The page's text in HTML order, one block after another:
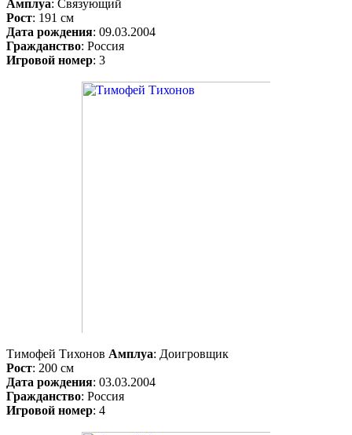
Амплуа: Связующий
Рост: 191 см
Дата рождения: 09.03.2004
Гражданство: Россия
Игровой номер: 3
Тимофей Тихонов Амплуа: Доигровщик
Рост: 200 см
Дата рождения: 03.03.2004
Гражданство: Россия
Игровой номер: 4